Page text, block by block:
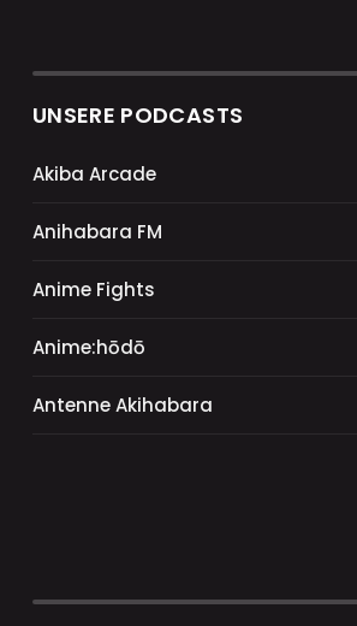
UNSERE PODCASTS
Akiba Arcade
Anihabara FM
Anime Fights
Anime:hōdō
Antenne Akihabara